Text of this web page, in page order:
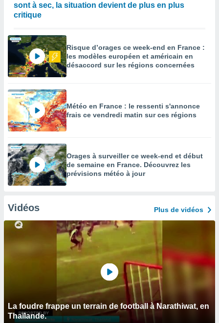
sont à sec, la situation devient de plus en plus
critique
Risque d’orages ce week-end en France :
les modèles européen et américain en
désaccord sur les régions concernées
Météo en France : le ressenti s'annonce
frais ce vendredi matin sur ces régions
Orages à surveiller ce week-end et début
de semaine en France. Découvrez les
prévisions météo à jour
Vidéos Plus de vidéos
La foudre frappe un terrain de football à Narathiwat, en
Thaïlande.